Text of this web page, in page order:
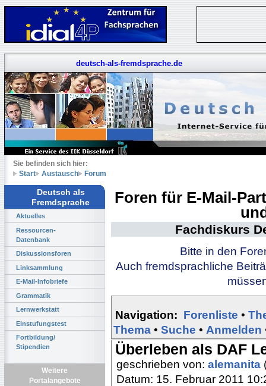
deutsch-als-fremdsprache.de
Sie befinden sich hier:
Start
Austausch Forum
Deutsch als
Fremdsprache
Aktuelles
Ressourcen-
Datenbank
Diskussionsforen
Linksammlung
E-Mail-Infobriefe
Grammatik
Lernwerkstatt
Einstufungstest
Fortbildung/
Stipendien
Weitere
Portalangebote
Foren für E-Mail-
Fachdiskurs
Bitte in den
Auch fremdsprachliche
Navigation: Forenliste •
Thema • Suche • Anmelden
Überleben als DAF
geschrieben von: alemanita
Datum: 15. Februar 2011